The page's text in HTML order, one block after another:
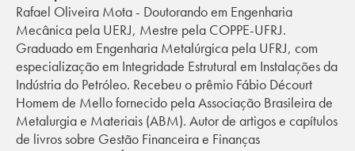
Rafael Oliveira Mota - Doutorando em Engenharia
Mecânica pela UERJ, Mestre pela COPPE-UFRJ.
Graduado em Engenharia Metalúrgica pela UFRJ, com
especialização em Integridade Estrutural em Instalações da
Indústria do Petróleo. Recebeu o prêmio Fábio Décourt
Homem de Mello fornecido pela Associação Brasileira de
Metalurgia e Materiais (ABM). Autor de artigos e capítulos
de livros sobre Gestão Financeira e Finanças